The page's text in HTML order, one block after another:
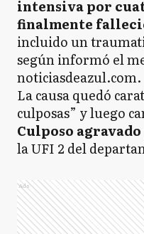
intensiva por
finalmente
incluido un
según informó el
noticiasdeazul.com.
La causa quedó
culposas” y luego
Culposo
la UFI 2 del
Ads